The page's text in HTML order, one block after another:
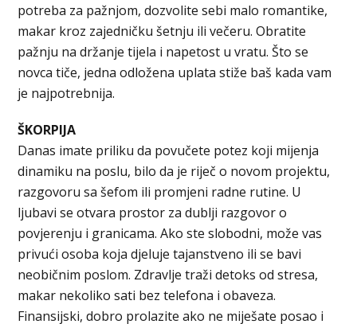
potreba za pažnjom, dozvolite sebi malo romantike,
makar kroz zajedničku šetnju ili večeru. Obratite
pažnju na držanje tijela i napetost u vratu. Što se
novca tiče, jedna odložena uplata stiže baš kada vam
je najpotrebnija.
ŠKORPIJA
Danas imate priliku da povučete potez koji mijenja
dinamiku na poslu, bilo da je riječ o novom projektu,
razgovoru sa šefom ili promjeni radne rutine. U
ljubavi se otvara prostor za dublji razgovor o
povjerenju i granicama. Ako ste slobodni, može vas
privući osoba koja djeluje tajanstveno ili se bavi
neobičnim poslom. Zdravlje traži detoks od stresa,
makar nekoliko sati bez telefona i obaveza.
Finansijski, dobro prolazite ako ne miješate posao i